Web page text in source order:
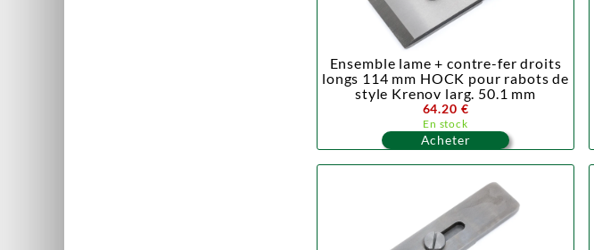
Ensemble lame + contre-fer droits
longs 114 mm HOCK pour rabots de
style Krenov larg. 50.1 mm
64.20 €
En stock
Acheter